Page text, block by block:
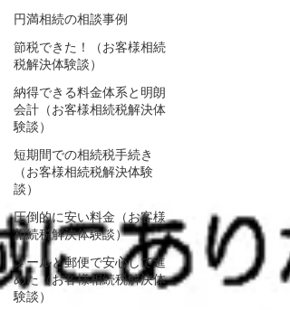
円満相続の相談事例
節税できた！（お客様相続
税解決体験談）
納得できる料金体系と明朗
会計（お客様相続税解決体
験談）
短期間での相続税手続き
（お客様相続税解決体験
談）
圧倒的に安い料金（お客様
相続税解決体験談）
メールと郵便で安心して進
めた（お客様相続税解決体
験談）